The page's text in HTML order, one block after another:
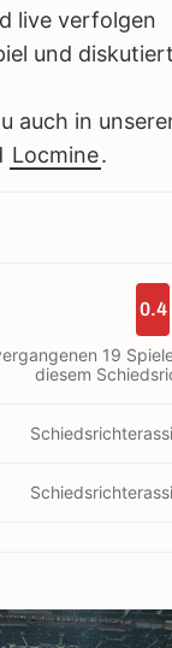
live verfolgen
und
auch in
Locmine.
0.4
19
diesem